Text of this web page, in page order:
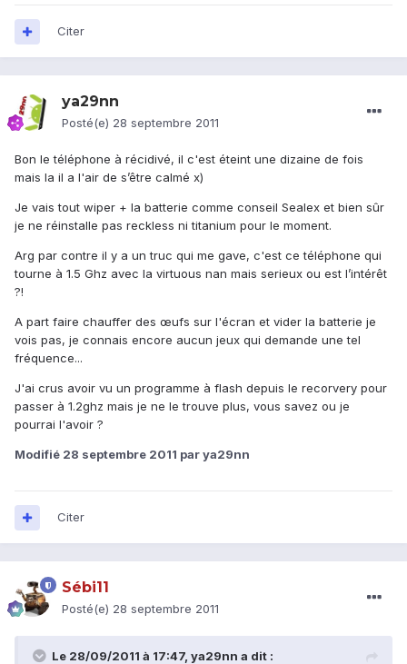
Citer
ya29nn
Posté(e) 28 septembre 2011
Bon le téléphone à récidivé, il c'est éteint une dizaine de fois
mais la il a l'air de s’être calmé x)
Je vais tout wiper + la batterie comme conseil Sealex et bien sûr
je ne réinstalle pas reckless ni titanium pour le moment.
Arg par contre il y a un truc qui me gave, c'est ce téléphone qui
tourne à 1.5 Ghz avec la virtuous nan mais serieux ou est l’intérêt
?!
A part faire chauffer des œufs sur l'écran et vider la batterie je
vois pas, je connais encore aucun jeux qui demande une tel
fréquence...
J'ai crus avoir vu un programme à flash depuis le recorvery pour
passer à 1.2ghz mais je ne le trouve plus, vous savez ou je
pourrai l'avoir ?
Modifié 28 septembre 2011 par ya29nn
Citer
Sébi11
Posté(e) 28 septembre 2011
Le 28/09/2011 à 17:47, ya29nn a dit :